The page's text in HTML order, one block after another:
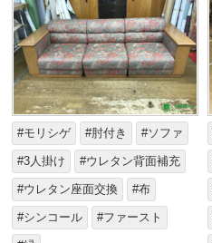
#モリシゲ #肘付き #ソファ
#3人掛け #ウレタン背面補充
#ウレタン座面交換 #布
#シンコール #ファースト